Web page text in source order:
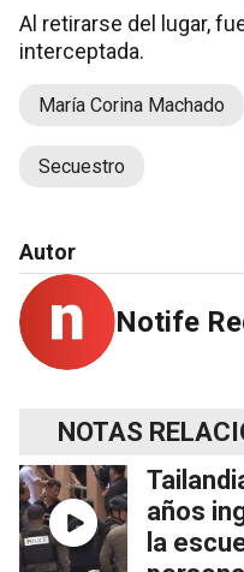
Al retirarse del lugar,
interceptada.
María Corina Machado
Secuestro
Autor
Notife
NOTAS
años
la